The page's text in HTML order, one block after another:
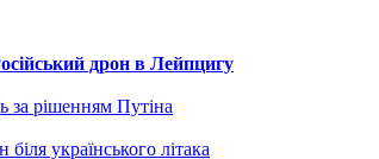
дрон в Лейпцигу
за рішенням Путіна
українського літака